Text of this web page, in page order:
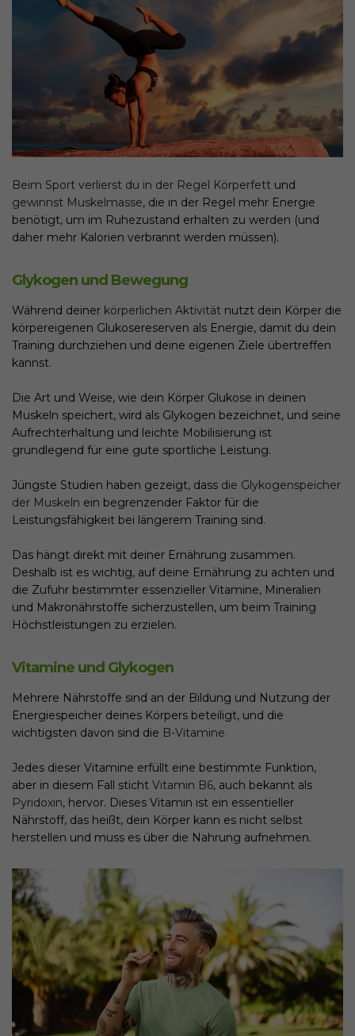
Beim Sport verlierst du in der Regel Körperfett und
gewinnst Muskelmasse, die in der Regel mehr Energie
benötigt, um im Ruhezustand erhalten zu werden (und
daher mehr Kalorien verbrannt werden müssen).
Glykogen und Bewegung
Während deiner körperlichen Aktivität nutzt dein Körper die
körpereigenen Glukosereserven als Energie, damit du dein
Training durchziehen und deine eigenen Ziele übertreffen
kannst.
Die Art und Weise, wie dein Körper Glukose in deinen
Muskeln speichert, wird als Glykogen bezeichnet, und seine
Aufrechterhaltung und leichte Mobilisierung ist
grundlegend für eine gute sportliche Leistung.
Jüngste Studien haben gezeigt, dass die Glykogenspeicher
der Muskeln ein begrenzender Faktor für die
Leistungsfähigkeit bei längerem Training sind.
Das hängt direkt mit deiner Ernährung zusammen.
Deshalb ist es wichtig, auf deine Ernährung zu achten und
die Zufuhr bestimmter essenzieller Vitamine, Mineralien
und Makronährstoffe sicherzustellen, um beim Training
Höchstleistungen zu erzielen.
Vitamine und Glykogen
Mehrere Nährstoffe sind an der Bildung und Nutzung der
Energiespeicher deines Körpers beteiligt, und die
wichtigsten davon sind die B-Vitamine.
Jedes dieser Vitamine erfüllt eine bestimmte Funktion,
aber in diesem Fall sticht Vitamin B6, auch bekannt als
Pyridoxin, hervor. Dieses Vitamin ist ein essentieller
Nährstoff, das heißt, dein Körper kann es nicht selbst
herstellen und muss es über die Nahrung aufnehmen.